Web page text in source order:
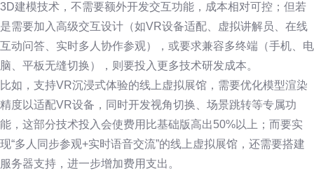
3D建模技术，不需要额外开发交互功能，成本相对可控；但若
是需要加入高级交互设计（如VR设备适配、虚拟讲解员、在线
互动问答、实时多人协作参观），或要求兼容多终端（手机、电
脑、平板无缝切换），则要投入更多技术研发成本。
比如，支持VR沉浸式体验的线上虚拟展馆，需要优化模型渲染
精度以适配VR设备，同时开发视角切换、场景跳转等专属功
能，这部分技术投入会使费用比基础版高出50%以上；而要实
现“多人同步参观+实时语音交流”的线上虚拟展馆，还需要搭建
服务器支持，进一步增加费用支出。